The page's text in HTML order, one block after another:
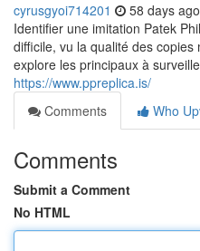
cyrusgyoi714201 58 days ago
Identifier une imitation Patek
difficile, vu la qualité des
explore les principaux à
https://www.ppreplica.is/
Comments
Who
Comments
Submit a Comment
No HTML